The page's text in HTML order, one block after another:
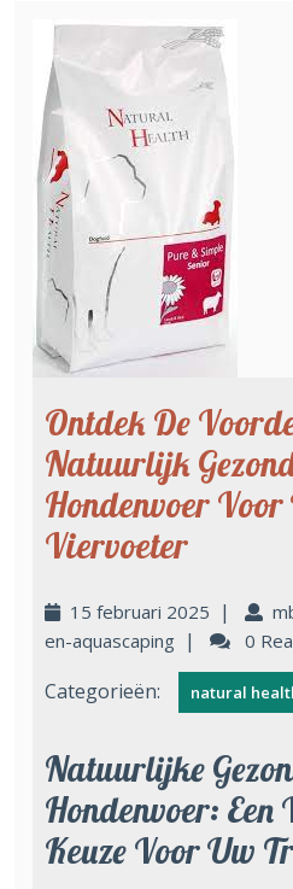
Ontdek De
Natuurlijk
Hondenvoer
Viervoeter
15 februari 2025 |
en-aquascaping | 0
Categorieën: natural
Natuurlijke
Hondenvoer: Een
Keuze Voor Uw